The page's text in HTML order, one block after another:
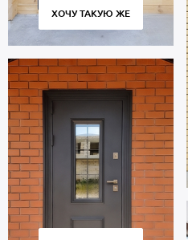
ХОЧУ ТАКУЮ ЖЕ